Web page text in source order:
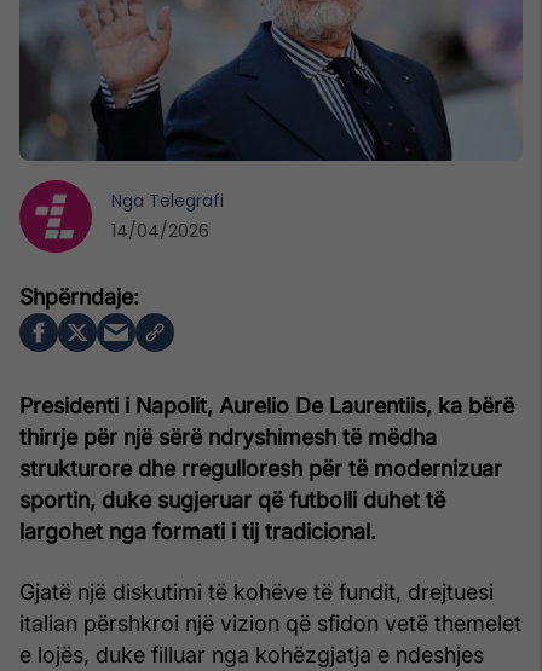
Presidenti i Napolit, Aurelio De Laurentiis, ka bërë
thirrje për një sërë ndryshimesh të mëdha
strukturore dhe rregulloresh për të modernizuar
sportin, duke sugjeruar që futbolli duhet të
largohet nga formati i tij tradicional.
Gjatë një diskutimi të kohëve të fundit, drejtuesi
italian përshkroi një vizion që sfidon vetë themelet
e lojës, duke filluar nga kohëzgjatja e ndeshjes
Nga Telegrafi
14/04/2026